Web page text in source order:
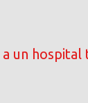
un hospital